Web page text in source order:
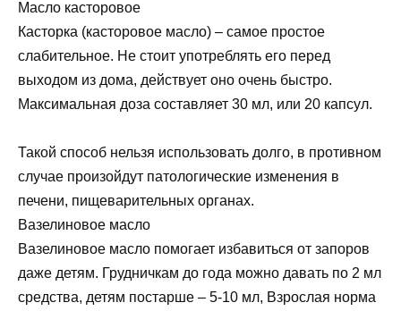
Масло касторовое
Касторка (касторовое масло) – самое простое
слабительное. Не стоит употреблять его перед
выходом из дома, действует оно очень быстро.
Максимальная доза составляет 30 мл, или 20 капсул.
Такой способ нельзя использовать долго, в противном
случае произойдут патологические изменения в
печени, пищеварительных органах.
Вазелиновое масло
Вазелиновое масло помогает избавиться от запоров
даже детям. Грудничкам до года можно давать по 2 мл
средства, детям постарше – 5-10 мл, Взрослая норма